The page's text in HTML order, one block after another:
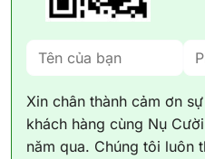
Xin chân thành cảm ơn
khách hàng cùng Nụ
năm qua. Chúng tôi luôn